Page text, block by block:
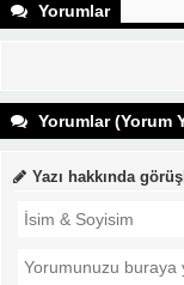
Yorumlar
Yorumlar (Yorum
Yazı hakkında